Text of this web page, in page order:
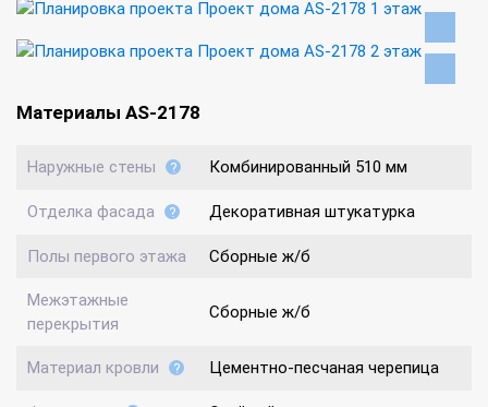
Материалы AS-2178
Наружные стены Комбинированный 510 мм
Отделка фасада Декоративная штукатурка
Полы первого этажа Сборные ж/б
Межэтажные
перекрытия
Сборные ж/б
Материал кровли Цементно-песчаная черепица